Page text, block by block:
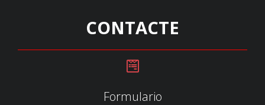
CONTACTE
Formulario